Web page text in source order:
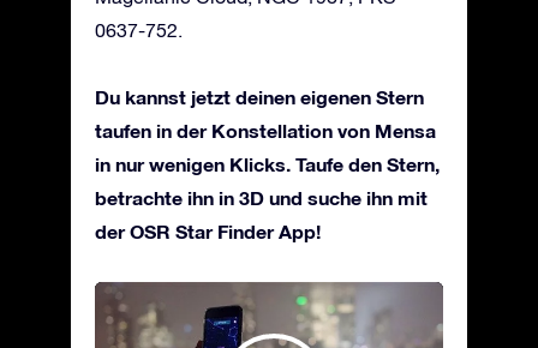
0637-752.
Du kannst jetzt deinen eigenen Stern
taufen in der Konstellation von Mensa
in nur wenigen Klicks. Taufe den Stern,
betrachte ihn in 3D und suche ihn mit
der OSR Star Finder App!